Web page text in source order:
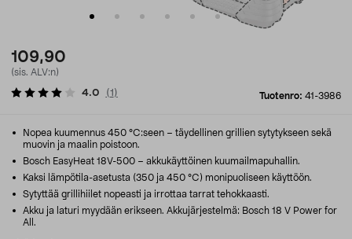
109,90
(sis. ALV:n)
Tuotenro: 41-3986
4.0 (1 )
Nopea kuumennus 450 °C:seen – täydellinen grillien sytytykseen sekä
muovin ja maalin poistoon.
Bosch EasyHeat 18V-500 – akkukäyttöinen kuumailmapuhallin.
Kaksi lämpötila-asetusta (350 ja 450 °C) monipuoliseen käyttöön.
Sytyttää grillihiilet nopeasti ja irrottaa tarrat tehokkaasti.
Akku ja laturi myydään erikseen. Akkujärjestelmä: Bosch 18 V Power for
All.